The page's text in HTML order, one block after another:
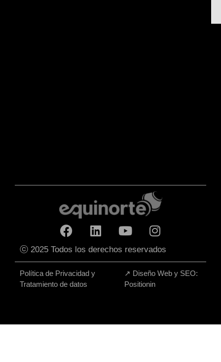
ⓒ 2025 Todos los derechos reservados
Política de Privacidad y
Tratamiento de datos
↗ Diseño Web y SEO:
Positionin